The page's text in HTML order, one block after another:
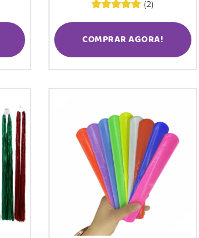
(2)
COMPRAR AGORA!